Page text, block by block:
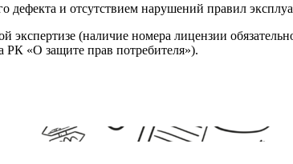
дефекта и отсутствием нарушений правил
экспертизе (наличие номера лицензии
РК «О защите прав потребителя»).